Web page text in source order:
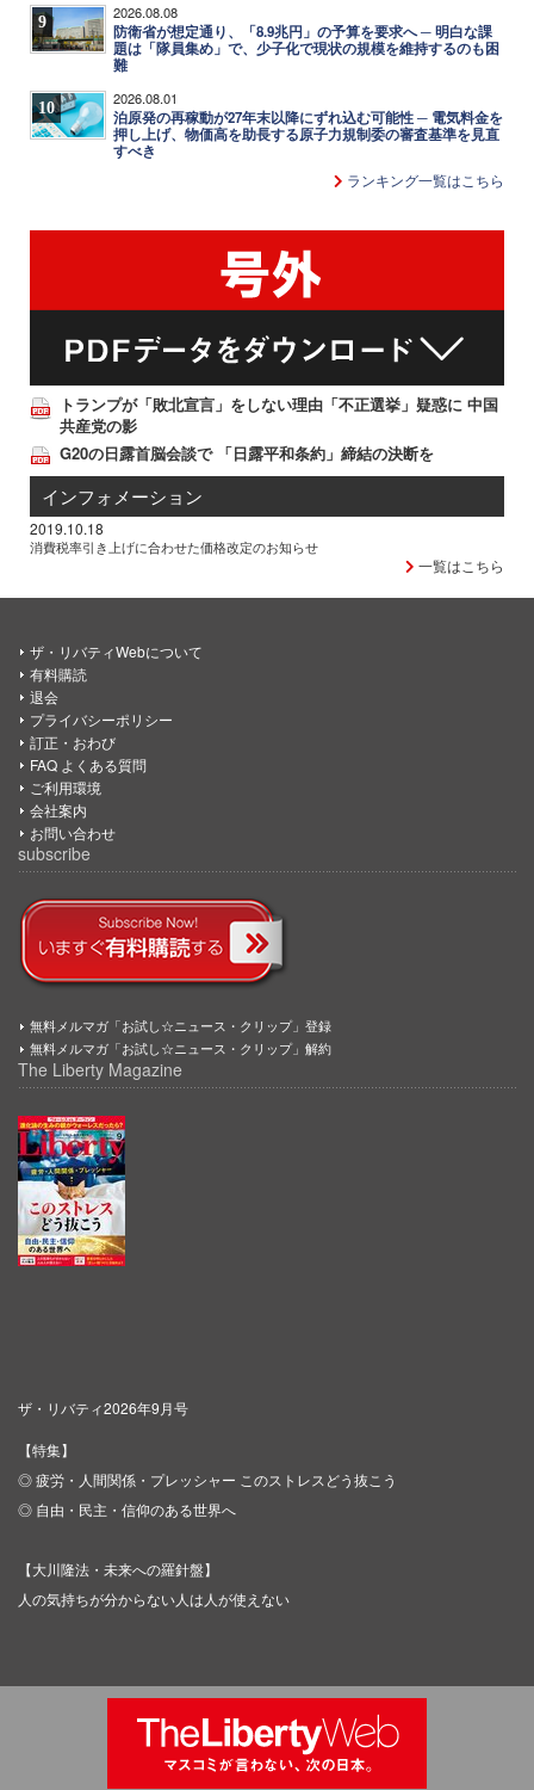
9 2026.08.08
防衛省が想定通り、「8.9兆円」の予算を要求へ ─ 明白な課
題は「隊員集め」で、少子化で現状の規模を維持するのも困
難
10 2026.08.01
泊原発の再稼動が27年末以降にずれ込む可能性 ─ 電気料金を
押し上げ、物価高を助長する原子力規制委の審査基準を見直
すべき
ランキング一覧はこちら
トランプが「敗北宣言」をしない理由「不正選挙」疑惑に 中国
共産党の影
G20の日露首脳会談で 「日露平和条約」締結の決断を
インフォメーション
2019.10.18
消費税率引き上げに合わせた価格改定のお知らせ
一覧はこちら
ザ・リバティWebについて
有料購読
退会
プライバシーポリシー
訂正・おわび
FAQ よくある質問
ご利用環境
会社案内
お問い合わせ
subscribe
無料メルマガ「お試し☆ニュース・クリップ」登録
無料メルマガ「お試し☆ニュース・クリップ」解約
The Liberty Magazine
ザ・リバティ2026年9月号
【特集】
◎ 疲労・人間関係・プレッシャー このストレスどう抜こう
◎ 自由・民主・信仰のある世界へ
【大川隆法・未来への羅針盤】
人の気持ちが分からない人は人が使えない